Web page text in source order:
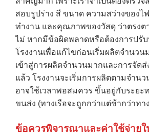
สอบรูปร่าง สี ขนาด ความสว่างของไ
ทำงาน และคุณภาพของวัสดุ ว่าตรงต
ไม่ หากมีข้อผิดพลาดหรือต้องการปรับ
โรงงานเพื่อแก้ไขก่อนเริ่มผลิตจำนวน
เข้าสู่การผลิตจำนวนมากและการจัด
แล้ว โรงงานจะเริ่มการผลิตตามจำน
อาจใช้เวลาพอสมควร ขึ้นอยู่กับระยะ
ขนส่ง (ทางเรือจะถูกกว่าแต่ช้ากว่าทา
ข้อควรพิจารณาและค่าใช้จ่ายใ